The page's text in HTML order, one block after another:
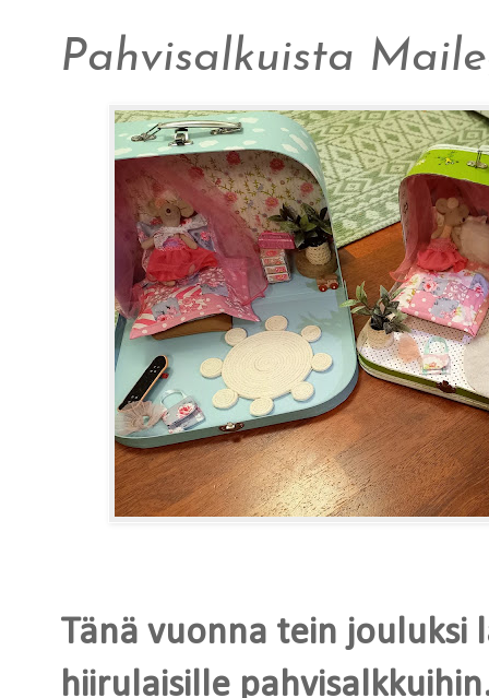
Pahvisalkuista
Tänä vuonna tein jouluksi
hiirulaisille